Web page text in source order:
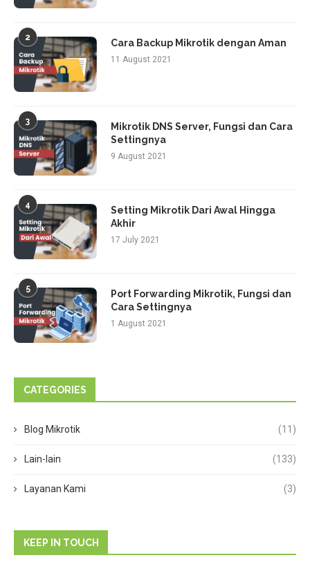
2 Cara Backup Mikrotik dengan Aman
11 August 2021
3
Mikrotik DNS Server, Fungsi dan Cara
Settingnya
9 August 2021
4
Setting Mikrotik Dari Awal Hingga
Akhir
17 July 2021
5
Port Forwarding Mikrotik, Fungsi dan
Cara Settingnya
1 August 2021
CATEGORIES
Blog Mikrotik (11)
Lain-lain (133)
Layanan Kami (3)
KEEP IN TOUCH